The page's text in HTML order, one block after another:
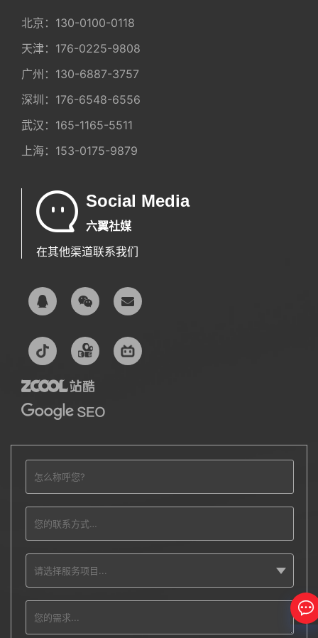
北京： 130-0100-0118
天津： 176-0225-9808
广州： 130-6887-3757
深圳： 176-6548-6556
武汉： 165-1165-5511
上海： 153-0175-9879
Social Media
六翼社媒
在其他渠道联系我们